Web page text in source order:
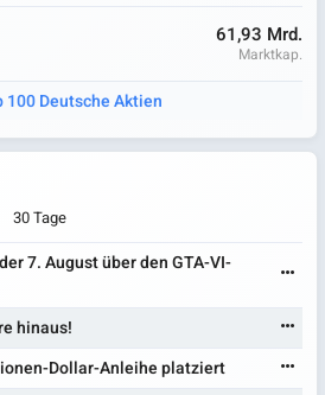
61,93 Mrd.
Marktkap.
100 Deutsche Aktien
30 Tage
7. August über den GTA-VI-
hinaus!
Dollar-Anleihe platziert